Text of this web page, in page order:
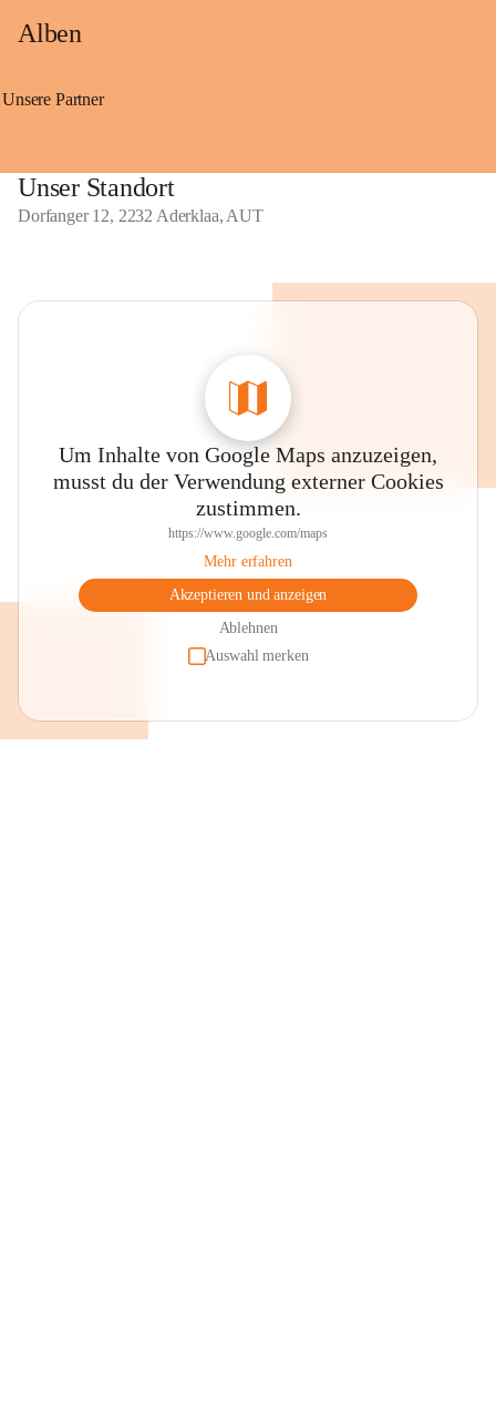
Alben
Unsere Partner
Unser Standort
Dorfanger 12, 2232 Aderklaa, AUT
Um Inhalte von Google Maps anzuzeigen,
musst du der Verwendung externer Cookies
zustimmen.
https://www.google.com/maps
Mehr erfahren
Akzeptieren und anzeigen
Ablehnen
Auswahl merken